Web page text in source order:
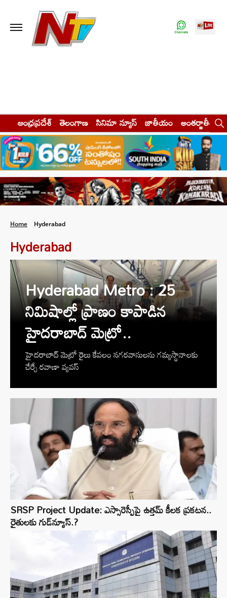
ఆంధ్రప్రదేశ్ తెలంగాణ సినిమా న్యూస్ జాతీయం అంతర్జాతీయం
Home Hyderabad
Hyderabad
Hyderabad Metro : 25
నిమిషాల్లో ప్రాణం కాపాడిన
హైదరాబాద్ మెట్రో..
హైదరాబాద్ మెట్రో రైలు కేవలం నగరవాసులను గమ్యస్థానాలకు
చేర్చే రవాణా వ్యవస్
SRSP Project Update: ఎస్సారెస్పీపై ఉత్తమ్ కీలక ప్రకటన..
రైతులకు గుడ్‌న్యూస్.?